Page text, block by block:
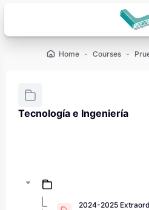
Home Courses
Tecnología e Ingeniería
2024-2025